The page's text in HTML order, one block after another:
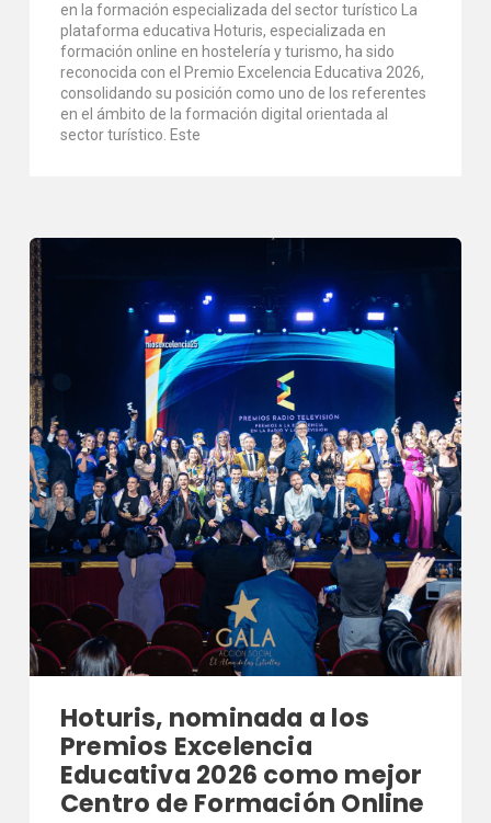
en la formación especializada del sector turístico La
plataforma educativa Hoturis, especializada en
formación online en hostelería y turismo, ha sido
reconocida con el Premio Excelencia Educativa 2026,
consolidando su posición como uno de los referentes
en el ámbito de la formación digital orientada al
sector turístico. Este
Hoturis, nominada a los
Premios Excelencia
Educativa 2026 como mejor
Centro de Formación Online